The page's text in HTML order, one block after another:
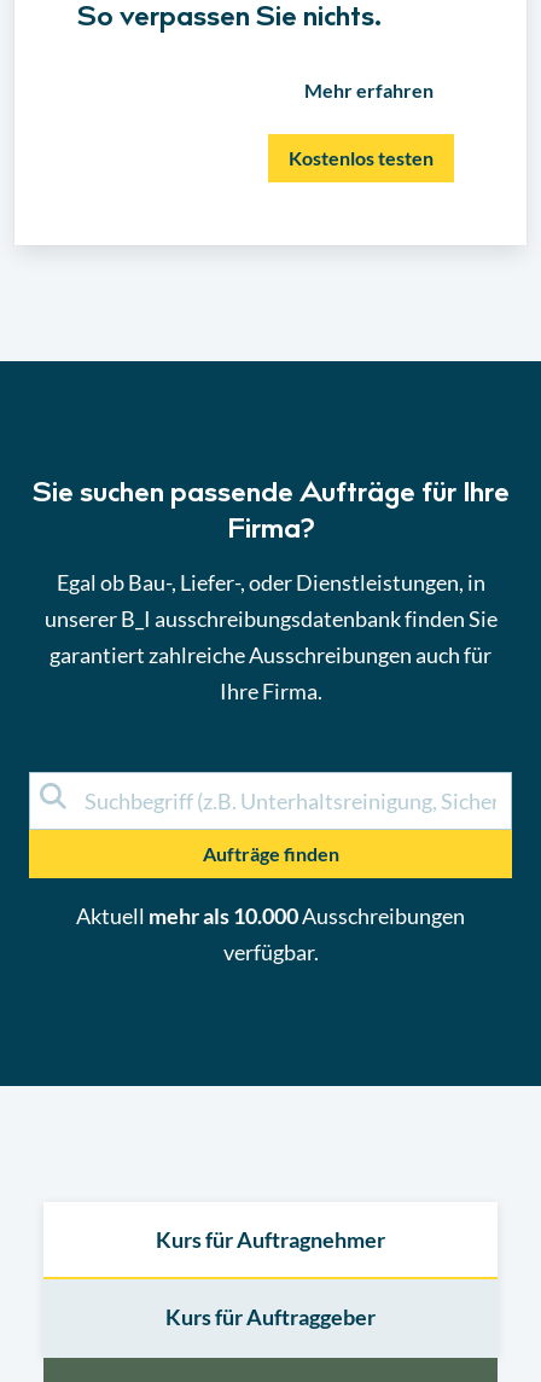
So verpassen Sie nichts.
Mehr erfahren
Kostenlos testen
Sie suchen passende Aufträge für Ihre
Firma?
Egal ob Bau-, Liefer-, oder Dienstleistungen, in
unserer B_I ausschreibungsdatenbank finden Sie
garantiert zahlreiche Ausschreibungen auch für
Ihre Firma.
Aufträge finden
Aktuell mehr als 10.000Ausschreibungen
verfügbar.
Kurs für Auftragnehmer
Kurs für Auftraggeber